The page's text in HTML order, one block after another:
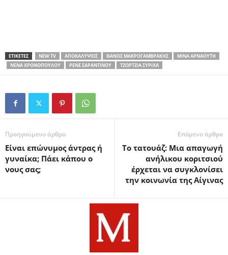
ΕΤΙΚΕΤΕΣ NEW TV ΑΠΟΚΑΛΎΨΕΙΣ ΘΆΝΟΣ ΜΑΚΡΟΓΑΜΒΡΆΚΗΣ
ΜΊΝΑ ΑΡΝΑΟΎΤΗ
ΝΈΝΑ ΧΡΟΝΟΠΟΎΛΟΥ
ΡΕΝΈ ΣΑΡΑΝΤΙΝΟΎ ΤΖΏΡΤΖΙΑ ΣΥΡΊΧΑ
Προηγούμενο άρθρο
Είναι επώνυμος άντρας ή
γυναίκα; Πάει κάπου ο
νους σας;
Επόμενο άρθρο
Το τατουάζ: Μια απαγωγή
ανήλικου κοριτσιού
έρχεται να συγκλονίσει
την κοινωνία της Αίγινας